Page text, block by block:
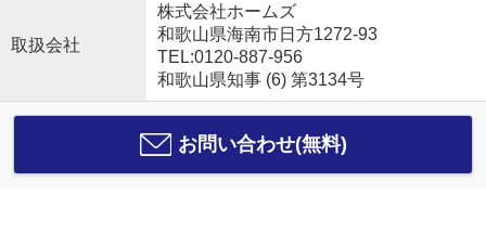
取扱会社
株式会社ホームズ
和歌山県海南市日方1272-93
TEL:0120-887-956
和歌山県知事 (6) 第3134号
お問い合わせ(無料)